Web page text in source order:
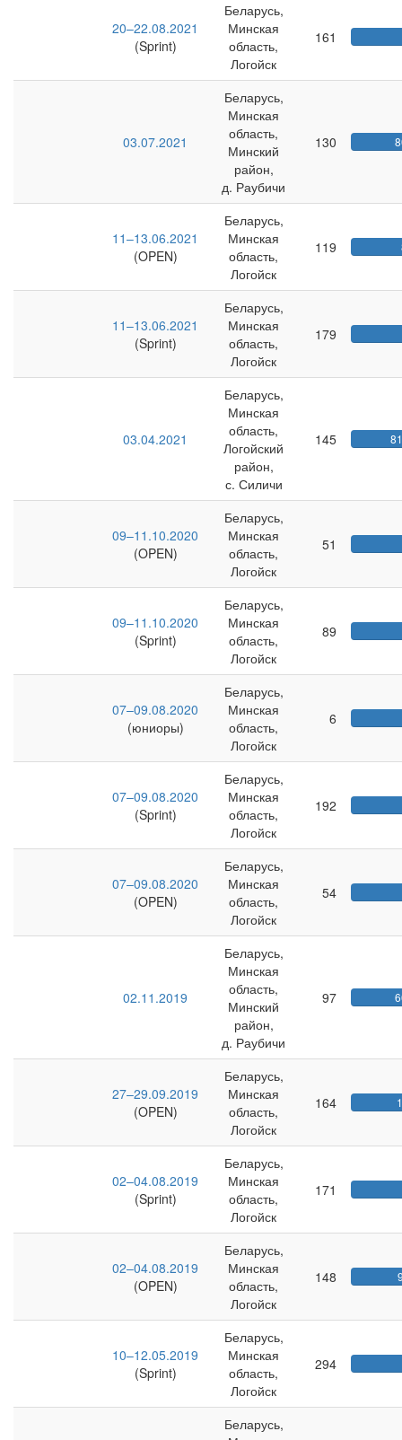
20–22.08.2021
(Sprint)
Беларусь,
Минская
область,
Логойск
161
03.07.2021
Беларусь,
Минская
область,
Минский
район,
д. Раубичи
130
11–13.06.2021
(OPEN)
Беларусь,
Минская
область,
Логойск
119
11–13.06.2021
(Sprint)
Беларусь,
Минская
область,
Логойск
179
03.04.2021
Беларусь,
Минская
область,
Логойский
район,
с. Силичи
145 81
09–11.10.2020
(OPEN)
Беларусь,
Минская
область,
Логойск
51
09–11.10.2020
(Sprint)
Беларусь,
Минская
область,
Логойск
89
07–09.08.2020
(юниоры)
Беларусь,
Минская
область,
Логойск
6
07–09.08.2020
(Sprint)
Беларусь,
Минская
область,
Логойск
192
07–09.08.2020
(OPEN)
Беларусь,
Минская
область,
Логойск
54
02.11.2019
Беларусь,
Минская
область,
Минский
район,
д. Раубичи
97
27–29.09.2019
(OPEN)
Беларусь,
Минская
область,
Логойск
164
02–04.08.2019
(Sprint)
Беларусь,
Минская
область,
Логойск
171
02–04.08.2019
(OPEN)
Беларусь,
Минская
область,
Логойск
148
10–12.05.2019
(Sprint)
Беларусь,
Минская
область,
Логойск
294
Беларусь,